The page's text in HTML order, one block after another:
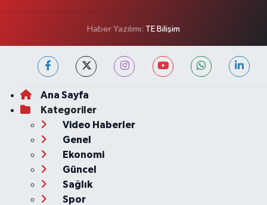
Haber Yazılımı: TE Bilişim
Ana Sayfa
Kategoriler
Video Haberler
Genel
Ekonomi
Güncel
Sağlık
Spor